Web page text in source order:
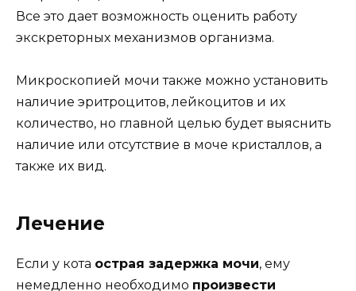
Все это дает возможность оценить работу
экскреторных механизмов организма.
Микроскопией мочи также можно установить
наличие эритроцитов, лейкоцитов и их
количество, но главной целью будет выяснить
наличие или отсутствие в моче кристаллов, а
также их вид.
Лечение
Если у кота острая задержка мочи, ему
немедленно необходимо произвести